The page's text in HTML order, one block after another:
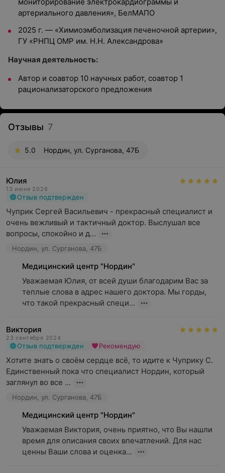
артериального давления», БелМАПО
2025 г. — «Химиоэмболизация печеночной артерии»,
ГУ «РНПЦ ОМР им. Н.Н. Александрова»
Научная деятельность:
Автор и соавтор 10 научных работ, соавтор 1
рационализаторского предложения
Отзывы 7
5.0 Нордин, ул. Сурганова, 47Б
Юлия
13 июня 2026
Отзыв подтвержден
Чуприк Сергей Васильевич - прекрасный специалист и
очень вежливый и тактичный доктор. Выслушал все
вопросы, спокойно и д...
Нордин, ул. Сурганова, 47Б
Медицинский центр "Нордин"
Уважаемая Юлия, от всей души благодарим Вас за
теплые слова в адрес нашего доктора. Мы горды,
что такой прекрасный специ...
Виктория
23 сентября 2024
Отзыв подтвержден Рекомендую
Хотите знать о своём сердце всё, то идите к Чуприку С.
Единственный пока что специалист Нордин, который
заглянул во все ...
Нордин, ул. Сурганова, 47Б
Медицинский центр "Нордин"
﻿Уважаемая Виктория, очень приятно, что Вы нашли
время для описания своих впечатлений. Для нас
ценны Ваши слова и оценка...